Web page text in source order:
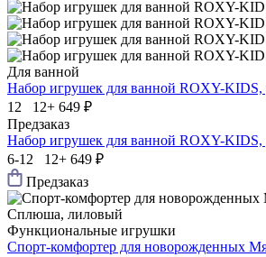
Для ванной
Набор игрушек для ванной ROXY-KIDS,
12 12+ 649 ₽
Предзаказ
Набор игрушек для ванной ROXY-KIDS,
6-12 12+ 649 ₽
Предзаказ
Функциональные игрушки
Cпорт-комфортер для новорожденных